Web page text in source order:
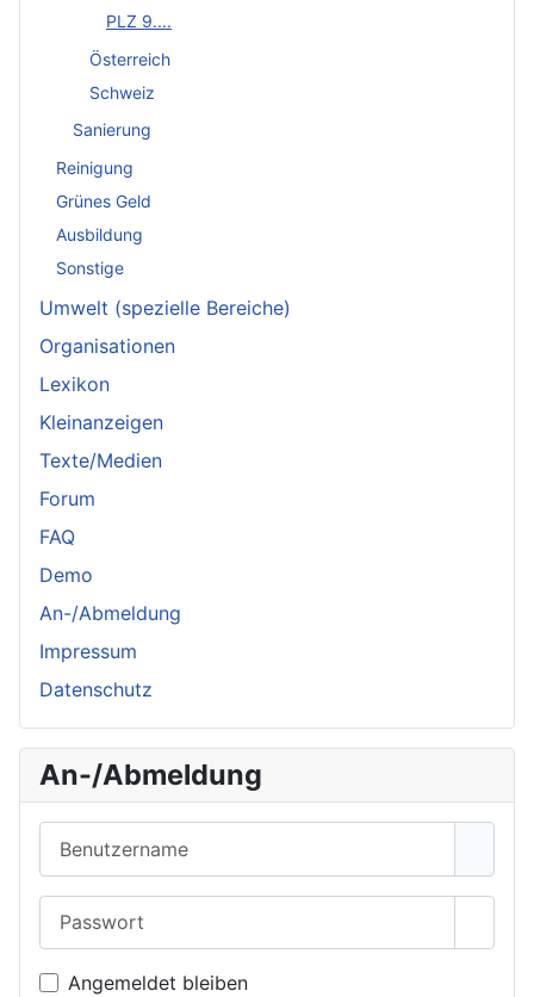
PLZ 9....
Österreich
Schweiz
Sanierung
Reinigung
Grünes Geld
Ausbildung
Sonstige
Umwelt (spezielle Bereiche)
Organisationen
Lexikon
Kleinanzeigen
Texte/Medien
Forum
FAQ
Demo
An-/Abmeldung
Impressum
Datenschutz
An-/Abmeldung
Angemeldet bleiben